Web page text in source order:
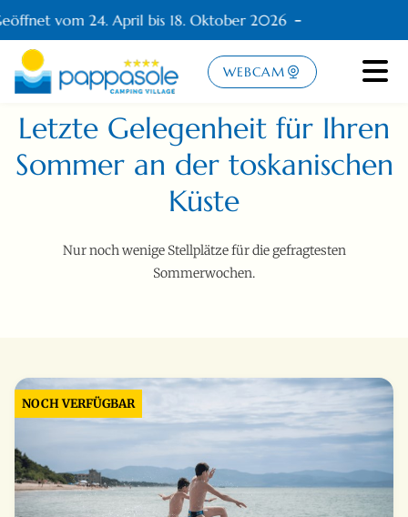
vom 24. April bis 18. Oktober 2026
WEBCAM
Letzte Gelegenheit für Ihren
Sommer an der toskanischen
Küste
Nur noch wenige Stellplätze für die gefragtesten
Sommerwochen.
NOCH VERFÜGBAR